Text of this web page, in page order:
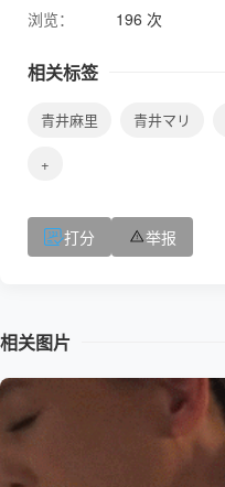
浏览：
196 次
相关标签
青井麻里 青井マリ
+
打分 举报
相关图片